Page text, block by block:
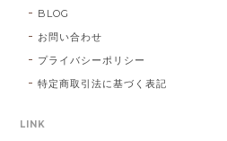
BLOG
お問い合わせ
プライバシーポリシー
特定商取引法に基づく表記
LINK